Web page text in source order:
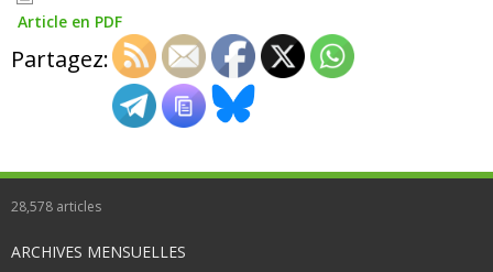
Article en PDF
Partagez:
28,578 articles
ARCHIVES MENSUELLES